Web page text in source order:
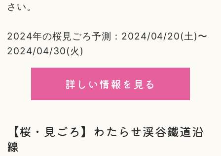
さい。
2024年の桜見ごろ予測：2024/04/20(土)〜
2024/04/30(火)
詳しい情報を見る
【桜・見ごろ】わたらせ渓谷鐵道沿
線